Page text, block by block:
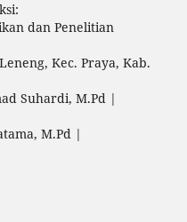
dan Penelitian
Kec. Praya, Kab.
Suhardi, M.Pd |
M.Pd |